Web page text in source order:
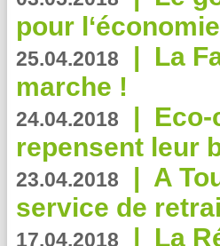
pour
25.04.2018 | La
marche !
24.04.2018 |
repensent leur
23.04.2018 | A
service de
17.04.2018 | La